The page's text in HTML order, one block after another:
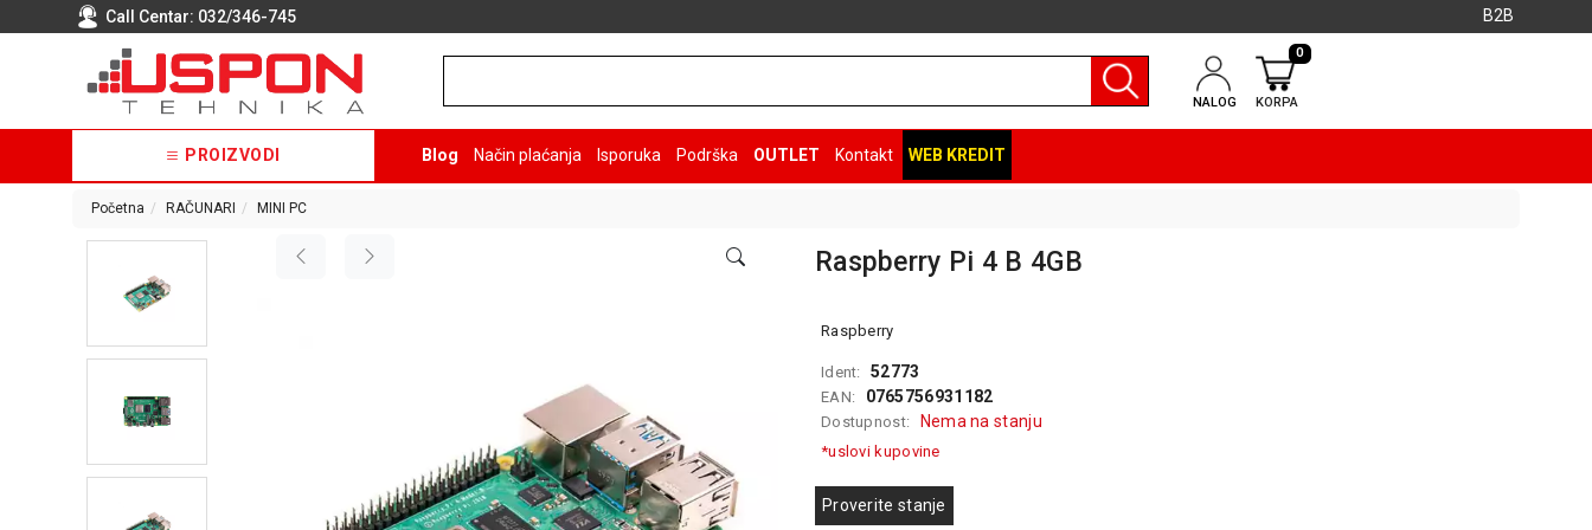
Call Centar: 032/346-745 B2B
NALOG KORPA
0
PROIZVODI Blog Način plaćanja Isporuka Podrška OUTLET Kontakt WEB KREDIT
Početna RAČUNARI MINI PC
Raspberry Pi 4 B 4GB
Raspberry
Ident: 52773
EAN: 0765756931182
Dostupnost: Nema na stanju
*uslovi kupovine
Proverite stanje